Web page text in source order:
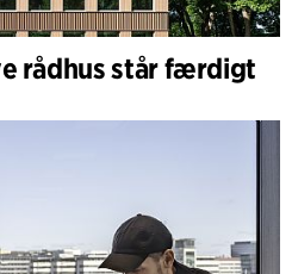
rådhus står færdigt